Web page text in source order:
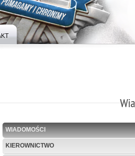
WIADOMOŚCI
KIEROWNICTWO